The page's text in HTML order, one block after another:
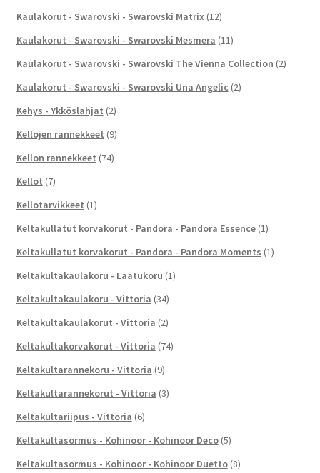
Kaulakorut - Swarovski - Swarovski Matrix (12)
Kaulakorut - Swarovski - Swarovski Mesmera (11)
Kaulakorut - Swarovski - Swarovski The Vienna Collection (2)
Kaulakorut - Swarovski - Swarovski Una Angelic (2)
Kehys - Ykköslahjat (2)
Kellojen rannekkeet (9)
Kellon rannekkeet (74)
Kellot (7)
Kellotarvikkeet (1)
Keltakullatut korvakorut - Pandora - Pandora Essence (1)
Keltakullatut korvakorut - Pandora - Pandora Moments (1)
Keltakultakaulakoru - Laatukoru (1)
Keltakultakaulakoru - Vittoria (34)
Keltakultakaulakorut - Vittoria (2)
Keltakultakorvakorut - Vittoria (74)
Keltakultarannekoru - Vittoria (9)
Keltakultarannekorut - Vittoria (3)
Keltakultariipus - Vittoria (6)
Keltakultasormus - Kohinoor - Kohinoor Deco (5)
Keltakultasormus - Kohinoor - Kohinoor Duetto (8)